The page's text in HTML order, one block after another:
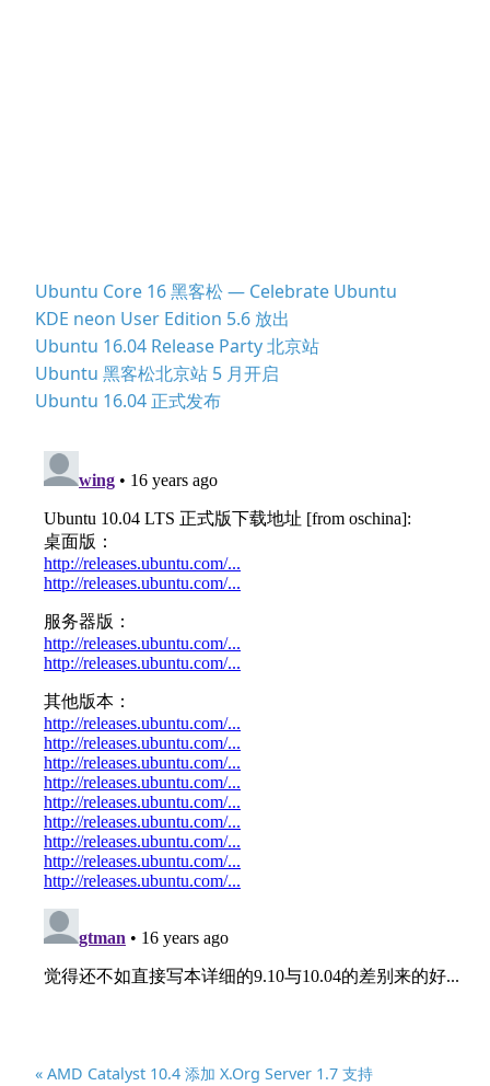
Ubuntu Core 16 黑客松 — Celebrate Ubuntu
KDE neon User Edition 5.6 放出
Ubuntu 16.04 Release Party 北京站
Ubuntu 黑客松北京站 5 月开启
Ubuntu 16.04 正式发布
« AMD Catalyst 10.4 添加 X.Org Server 1.7 支持